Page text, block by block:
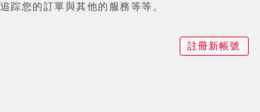
踪您的訂單與其他的服務等等。
註冊新帳號